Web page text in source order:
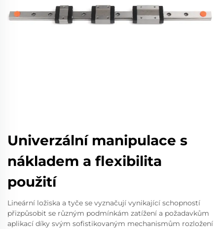
Univerzální manipulace s
nákladem a flexibilita
použití
Lineární ložiska a tyče se vyznačují vynikající schopností
přizpůsobit se různým podmínkám zatížení a požadavkům
aplikací díky svým sofistikovaným mechanismům rozložení